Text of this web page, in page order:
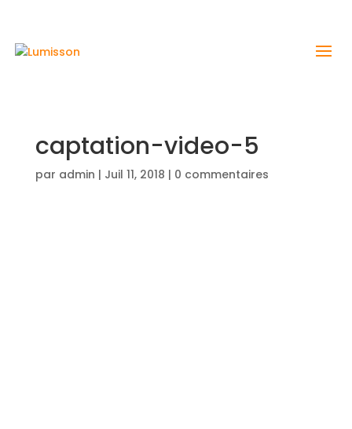
captation-video-5
par admin | Juil 11, 2018 | 0 commentaires